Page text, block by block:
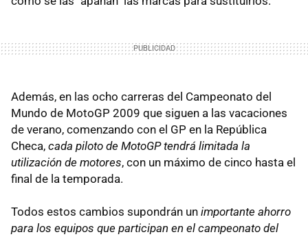
Además, en las ocho carreras del Campeonato del
Mundo de MotoGP 2009 que siguen a las vacaciones
de verano, comenzando con el GP en la República
Checa, cada piloto de MotoGP tendrá limitada la
utilización de motores, con un máximo de cinco hasta el
final de la temporada.
Todos estos cambios supondrán un importante ahorro
para los equipos que participan en el campeonato del